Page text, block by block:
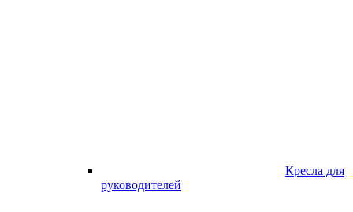
Кресла для
руководителей